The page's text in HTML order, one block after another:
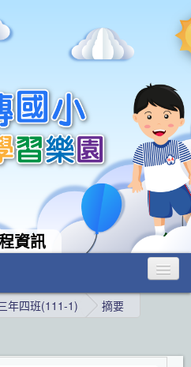
資訊
年四班(111-1) 摘要